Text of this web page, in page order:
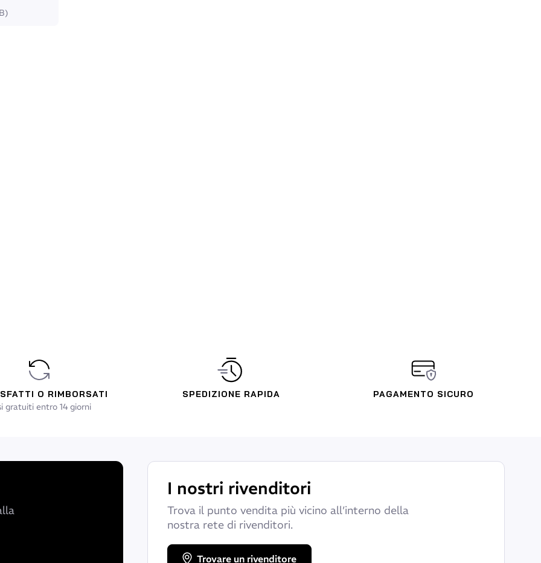
ed una maggiore facilità di movimento
frontale per un massimo comfort
O RIMBORSATI
gratuiti entro 14 giorni
SPEDIZIONE RAPIDA PAGAMENTO SICURO
I nostri rivenditori
Trova il punto vendita più vicino all’interno della
nostra rete di rivenditori.
Trovare un rivenditore